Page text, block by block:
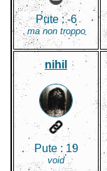
Pute :-6
ma non troppo
nihil
Pute : 19
void